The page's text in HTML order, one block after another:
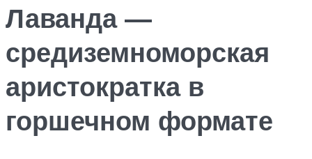
Лаванда —
средиземноморская
аристократка в
горшечном формате